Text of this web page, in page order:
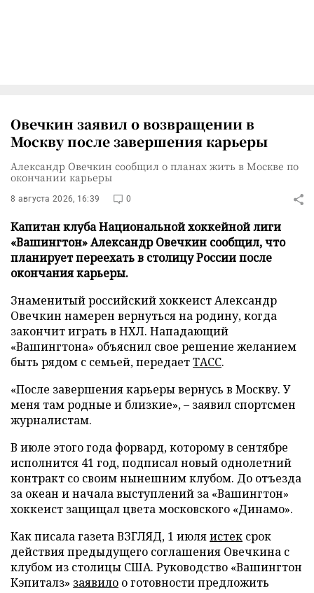
Овечкин заявил о возвращении в
Москву после завершения карьеры
Александр Овечкин сообщил о планах жить в Москве по
окончании карьеры
8 августа 2026, 16:39 0
Капитан клуба Национальной хоккейной лиги
«Вашингтон» Александр Овечкин сообщил, что
планирует переехать в столицу России после
окончания карьеры.
Знаменитый российский хоккеист Александр
Овечкин намерен вернуться на родину, когда
закончит играть в НХЛ. Нападающий
«Вашингтона» объяснил свое решение желанием
быть рядом с семьей, передаетТАСС.
«После завершения карьеры вернусь в Москву. У
меня там родные и близкие», – заявил спортсмен
журналистам.
В июле этого года форвард, которому в сентябре
исполнится 41 год, подписал новый однолетний
контракт со своим нынешним клубом. До отъезда
за океан и начала выступлений за «Вашингтон»
хоккеист защищал цвета московского «Динамо».
Как писала газета ВЗГЛЯД, 1 июляистек срок
действия предыдущего соглашения Овечкина с
клубом из столицы США. Руководство «Вашингтон
Кэпиталз» заявило о готовности предложить